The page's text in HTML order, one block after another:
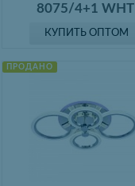
8075/4+1 WHT
КУПИТЬ ОПТОМ
ПРОДАНО